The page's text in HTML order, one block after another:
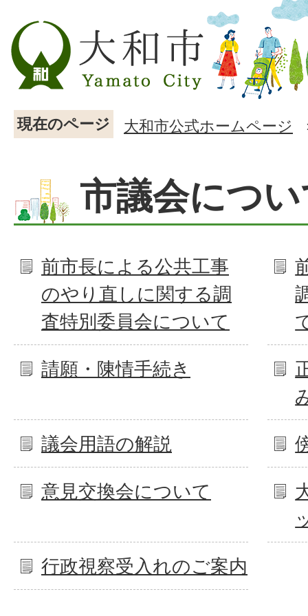
現在のページ 大和市公式ホームページ
市議会につ
前市長による公共工事
のやり直しに関する調
査特別委員会について
請願・陳情手続き
議会用語の解説
意見交換会について
行政視察受入れのご案内